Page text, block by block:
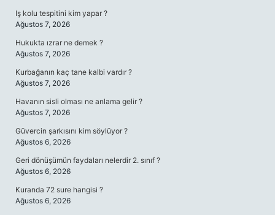
Iş kolu tespitini kim yapar ?
Ağustos 7, 2026
Hukukta ızrar ne demek ?
Ağustos 7, 2026
Kurbağanın kaç tane kalbi vardır ?
Ağustos 7, 2026
Havanın sisli olması ne anlama gelir ?
Ağustos 7, 2026
Güvercin şarkısını kim söylüyor ?
Ağustos 6, 2026
Geri dönüşümün faydaları nelerdir 2. sınıf ?
Ağustos 6, 2026
Kuranda 72 sure hangisi ?
Ağustos 6, 2026